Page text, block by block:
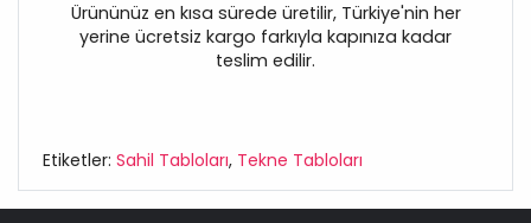
Ürününüz en kısa sürede üretilir, Türkiye'nin her
yerine ücretsiz kargo farkıyla kapınıza kadar
teslim edilir.
Etiketler: Sahil Tabloları, Tekne Tabloları